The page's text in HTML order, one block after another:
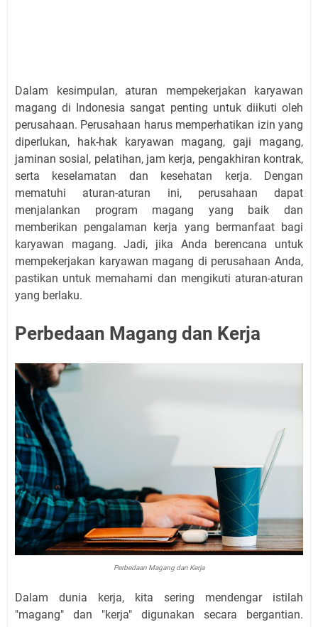
Dalam kesimpulan, aturan mempekerjakan karyawan
magang di Indonesia sangat penting untuk diikuti oleh
perusahaan. Perusahaan harus memperhatikan izin yang
diperlukan, hak-hak karyawan magang, gaji magang,
jaminan sosial, pelatihan, jam kerja, pengakhiran kontrak,
serta keselamatan dan kesehatan kerja. Dengan
mematuhi aturan-aturan ini, perusahaan dapat
menjalankan program magang yang baik dan
memberikan pengalaman kerja yang bermanfaat bagi
karyawan magang. Jadi, jika Anda berencana untuk
mempekerjakan karyawan magang di perusahaan Anda,
pastikan untuk memahami dan mengikuti aturan-aturan
yang berlaku.
Perbedaan Magang dan Kerja
Perbedaan Magang dan Kerja
Dalam dunia kerja, kita sering mendengar istilah
"magang" dan "kerja" digunakan secara bergantian.